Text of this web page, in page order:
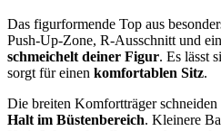
Das figurformende Top aus
Push-Up-Zone, R-Ausschnitt und
schmeichelt deiner Figur. Es lässt
sorgt für einen komfortablen Sitz.
Die breiten Komfortträger
Halt im Büstenbereich. Kleinere